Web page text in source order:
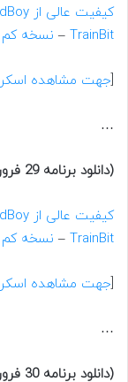
کیفیت عالی از UploadBoy
TrainBit
– نسخه
[جهت مشاهده
…
(دانلود برنامه 29 فروردین 1395)
کیفیت عالی از UploadBoy
TrainBit
– نسخه
[جهت مشاهده
…
(دانلود برنامه 30 فروردین 1395)